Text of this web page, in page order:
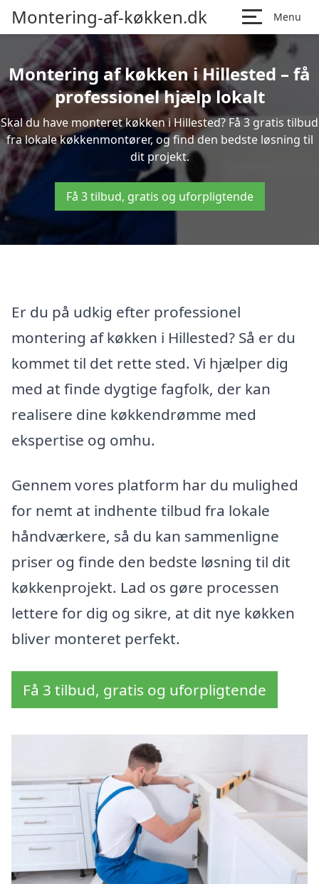
Montering-af-køkken.dk Menu
Montering af køkken i Hillested – få
professionel hjælp lokalt
Skal du have monteret køkken i Hillested? Få 3 gratis tilbud
fra lokale køkkenmontører, og find den bedste løsning til
dit projekt.
Få 3 tilbud, gratis og uforpligtende
Er du på udkig efter professionel
montering af køkken i Hillested? Så er du
kommet til det rette sted. Vi hjælper dig
med at finde dygtige fagfolk, der kan
realisere dine køkkendrømme med
ekspertise og omhu.
Gennem vores platform har du mulighed
for nemt at indhente tilbud fra lokale
håndværkere, så du kan sammenligne
priser og finde den bedste løsning til dit
køkkenprojekt. Lad os gøre processen
lettere for dig og sikre, at dit nye køkken
bliver monteret perfekt.
Få 3 tilbud, gratis og uforpligtende